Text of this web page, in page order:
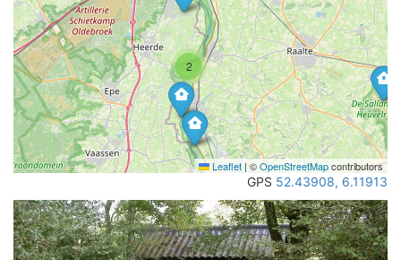
2
Leaflet | ©OpenStreetMapcontributors
GPS 52.43908, 6.11913